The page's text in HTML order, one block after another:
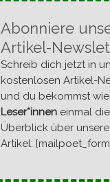
angeprangert
das Böse, oder
übergestülptes
irgendwie über uns
gekommen ist,
besteht
Überzeugungen
ebenfalls für sich
Abonniere
Artikel-
Schreib dich jetzt in
kostenlosen Artikel-
und du bekommst wie
Leser*innen einmal
Überblick über
Artikel: [mailpoet_form